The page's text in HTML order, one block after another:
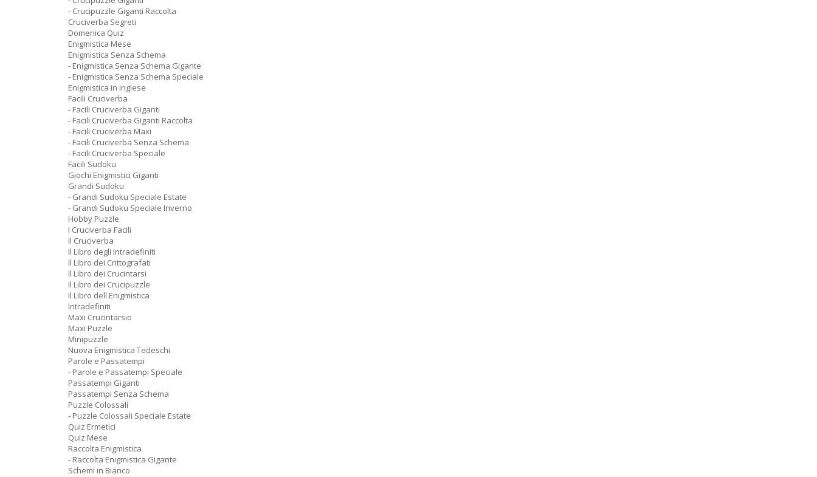
- Crucipuzzle Giganti Raccolta
Cruciverba Segreti
Domenica Quiz
Enigmistica Mese
Enigmistica Senza Schema
- Enigmistica Senza Schema Gigante
- Enigmistica Senza Schema Speciale
Enigmistica in inglese
Facili Cruciverba
- Facili Cruciverba Giganti
- Facili Cruciverba Giganti Raccolta
- Facili Cruciverba Maxi
- Facili Cruciverba Senza Schema
- Facili Cruciverba Speciale
Facili Sudoku
Giochi Enigmistici Giganti
Grandi Sudoku
- Grandi Sudoku Speciale Estate
- Grandi Sudoku Speciale Inverno
Hobby Puzzle
I Cruciverba Facili
Il Cruciverba
Il Libro degli Intradefiniti
Il Libro dei Crittografati
Il Libro dei Crucintarsi
Il Libro dei Crucipuzzle
Il Libro dell Enigmistica
Intradefiniti
Maxi Crucintarsio
Maxi Puzzle
Minipuzzle
Nuova Enigmistica Tedeschi
Parole e Passatempi
- Parole e Passatempi Speciale
Passatempi Giganti
Passatempi Senza Schema
Puzzle Colossali
- Puzzle Colossali Speciale Estate
Quiz Ermetici
Quiz Mese
Raccolta Enigmistica
- Raccolta Enigmistica Gigante
Schemi in Bianco